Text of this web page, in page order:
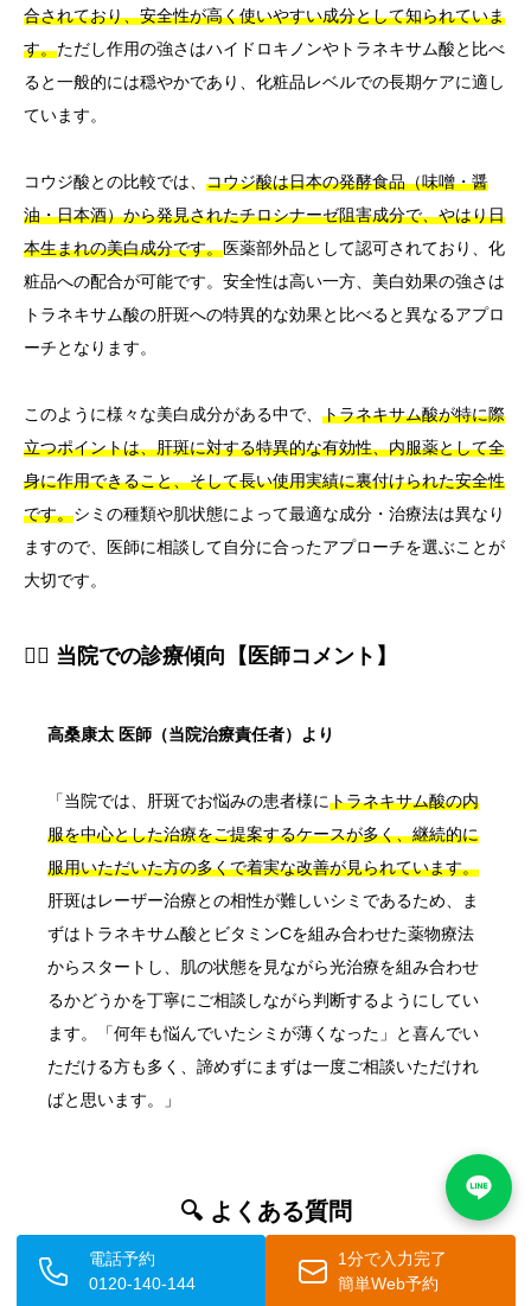
合されており、安全性が高く使いやすい成分として知られていま
す。ただし作用の強さはハイドロキノンやトラネキサム酸と比べ
ると一般的には穏やかであり、化粧品レベルでの長期ケアに適し
ています。
コウジ酸との比較では、 コウジ酸は日本の発酵食品（味噌・醤
油・日本酒）から発見されたチロシナーゼ阻害成分で、やはり日
本生まれの美白成分です。医薬部外品として認可されており、化
粧品への配合が可能です。安全性は高い一方、美白効果の強さは
トラネキサム酸の肝斑への特異的な効果と比べると異なるアプロ
ーチとなります。
このように様々な美白成分がある中で、 トラネキサム酸が特に際
立つポイントは、肝斑に対する特異的な有効性、内服薬として全
身に作用できること、そして長い使用実績に裏付けられた安全性
です。シミの種類や肌状態によって最適な成分・治療法は異なり
ますので、医師に相談して自分に合ったアプローチを選ぶことが
大切です。
👨‍⚕️ 当院での診療傾向【医師コメント】
高桑康太 医師（当院治療責任者）より
「当院では、肝斑でお悩みの患者様にトラネキサム酸の内
服を中心とした治療をご提案するケースが多く、継続的に
服用いただいた方の多くで着実な改善が見られています。
肝斑はレーザー治療との相性が難しいシミであるため、ま
ずはトラネキサム酸とビタミンCを組み合わせた薬物療法
からスタートし、肌の状態を見ながら光治療を組み合わせ
るかどうかを丁寧にご相談しながら判断するようにしてい
ます。「何年も悩んでいたシミが薄くなった」と喜んでい
ただける方も多く、諦めずにまずは一度ご相談いただけれ
ばと思います。」
🔍 よくある質問
トラネキサム酸とはどんな成分ですか？
トラネキサム酸はもともと止血薬として開発されたアミノ酸由来
電話予約
0120-140-144
1分で入力完了
簡単Web予約